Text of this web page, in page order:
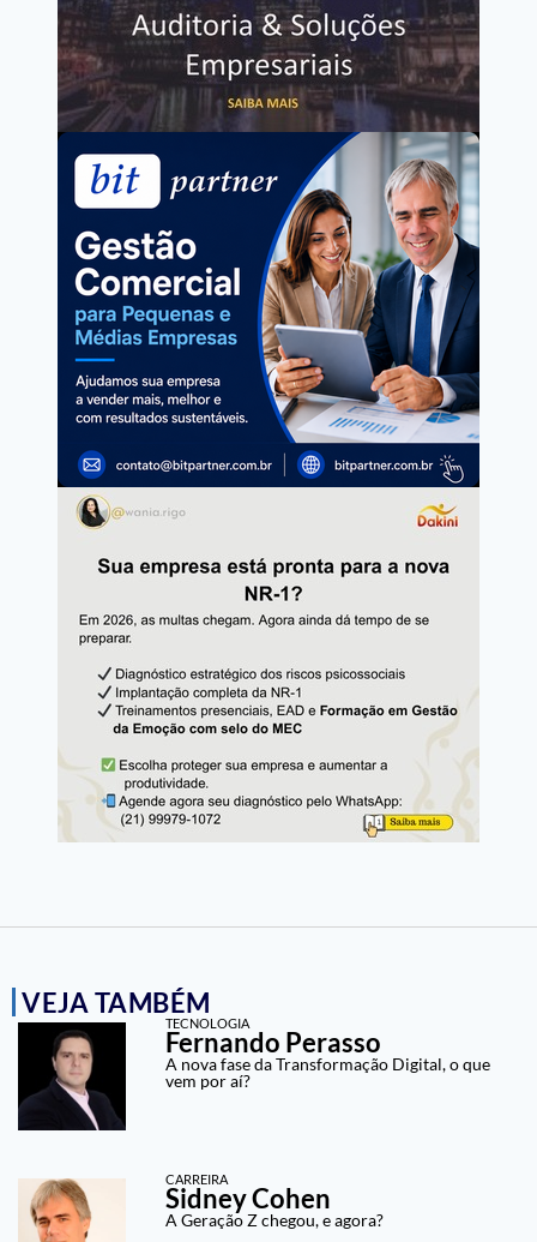
VEJA TAMBÉM
TECNOLOGIA
Fernando Perasso
A nova fase da Transformação Digital, o que
vem por aí?
CARREIRA
Sidney Cohen
A Geração Z chegou, e agora?